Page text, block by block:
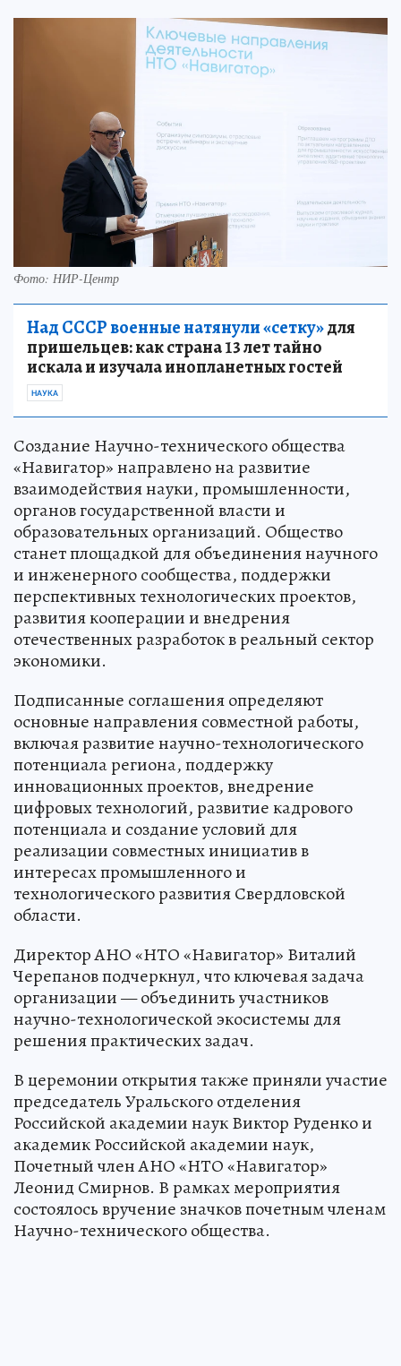
Фото: НИР-Центр
Над СССР военные натянули «сетку»для
пришельцев: как страна 13 лет тайно
искала и изучала инопланетных гостей
НАУКА
Создание Научно-технического общества
«Навигатор» направлено на развитие
взаимодействия науки, промышленности,
органов государственной власти и
образовательных организаций. Общество
станет площадкой для объединения научного
и инженерного сообщества, поддержки
перспективных технологических проектов,
развития кооперации и внедрения
отечественных разработок в реальный сектор
экономики.
Подписанные соглашения определяют
основные направления совместной работы,
включая развитие научно-технологического
потенциала региона, поддержку
инновационных проектов, внедрение
цифровых технологий, развитие кадрового
потенциала и создание условий для
реализации совместных инициатив в
интересах промышленного и
технологического развития Свердловской
области.
Директор АНО «НТО «Навигатор» Виталий
Черепанов подчеркнул, что ключевая задача
организации — объединить участников
научно-технологической экосистемы для
решения практических задач.
В церемонии открытия также приняли участие
председатель Уральского отделения
Российской академии наук Виктор Руденко и
академик Российской академии наук,
Почетный член АНО «НТО «Навигатор»
Леонид Смирнов. В рамках мероприятия
состоялось вручение значков почетным членам
Научно-технического общества.